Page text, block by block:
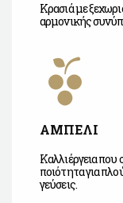
Κρασιά με
αρμονικής
ΑΜΠΕΛΙ
Καλλιέργεια που
ποιότητα για
γεύσεις.